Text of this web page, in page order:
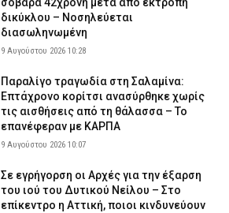
δικύκλου – Νοσηλεύεται
διασωληνωμένη
9 Αυγούστου 2026 10:28
Παραλίγο τραγωδία στη Σαλαμίνα:
Επτάχρονο κορίτσι ανασύρθηκε χωρίς
τις αισθήσεις από τη θάλασσα – Το
επανέφεραν με ΚΑΡΠΑ
9 Αυγούστου 2026 10:07
Σε εγρήγορση οι Αρχές για την έξαρση
του ιού του Δυτικού Νείλου – Στο
επίκεντρο η Αττική, ποιοι κινδυνεύουν